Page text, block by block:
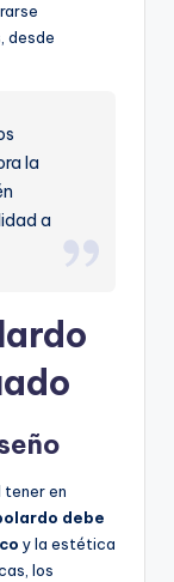
desde
la
a
tener en
debe
y la estética
los